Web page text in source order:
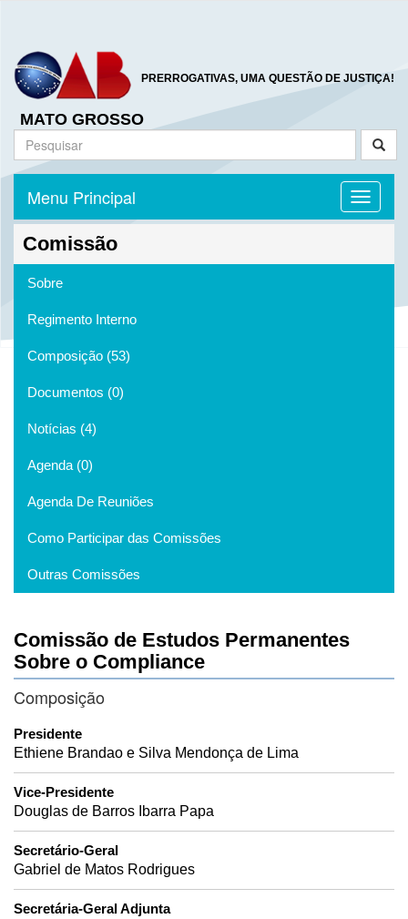
PRERROGATIVAS, UMA QUESTÃO DE JUSTIÇA!
MATO GROSSO
Toggle
Menu Principal
Comissão
Sobre
Regimento Interno
Composição (53)
Documentos (0)
Notícias (4)
Agenda (0)
Agenda De Reuniões
Como Participar das Comissões
Outras Comissões
Comissão de Estudos Permanentes
Sobre o Compliance
Composição
Presidente
Ethiene Brandao e Silva Mendonça de Lima
Vice-Presidente
Douglas de Barros Ibarra Papa
Secretário-Geral
Gabriel de Matos Rodrigues
Secretária-Geral Adjunta